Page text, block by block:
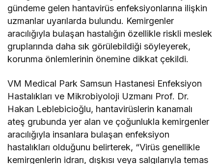
gündeme gelen hantavirüs enfeksiyonlarına ilişkin
uzmanlar uyarılarda bulundu. Kemirgenler
aracılığıyla bulaşan hastalığın özellikle riskli meslek
gruplarında daha sık görülebildiği söyleyerek,
korunma önlemlerinin önemine dikkat çekildi.
VM Medical Park Samsun Hastanesi Enfeksiyon
Hastalıkları ve Mikrobiyoloji Uzmanı Prof. Dr.
Hakan Leblebicioğlu, hantavirüslerin kanamalı
ateş grubunda yer alan ve çoğunlukla kemirgenler
aracılığıyla insanlara bulaşan enfeksiyon
hastalıkları olduğunu belirterek, “Virüs genellikle
kemirgenlerin idrarı, dışkısı veya salgılarıyla temas